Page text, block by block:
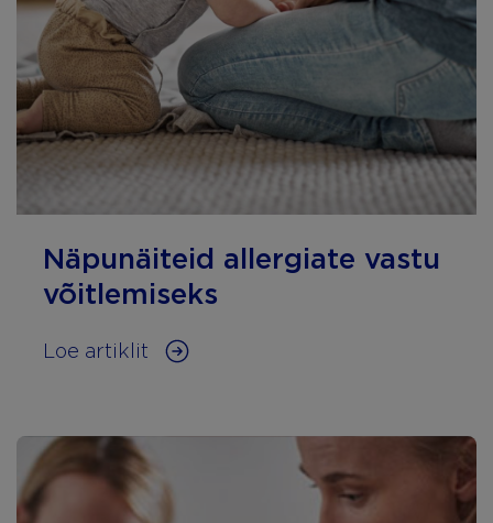
Näpunäiteid allergiate vastu
võitlemiseks
Loe artiklit